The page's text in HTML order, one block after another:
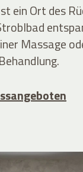
ein Ort des
Massage